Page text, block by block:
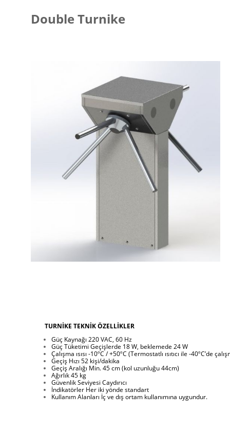
Double Turnike
TURNİKE TEKNİK ÖZELLİKLER
Güç Kaynağı 220 VAC, 60 Hz
Güç Tüketimi Geçişlerde 18 W, beklemede 24 W
Çalışma ısısı -10ºC / +50ºC (Termostatlı ısıtıcı ile -40ºC’de
Geçiş Hızı 52 kişi/dakika
Geçiş Aralığı Min. 45 cm (kol uzunluğu 44cm)
Ağırlık 45 kg
Güvenlik Seviyesi Caydırıcı
İndikatörler Her iki yönde standart
Kullanım Alanları İç ve dış ortam kullanımına uygundur.